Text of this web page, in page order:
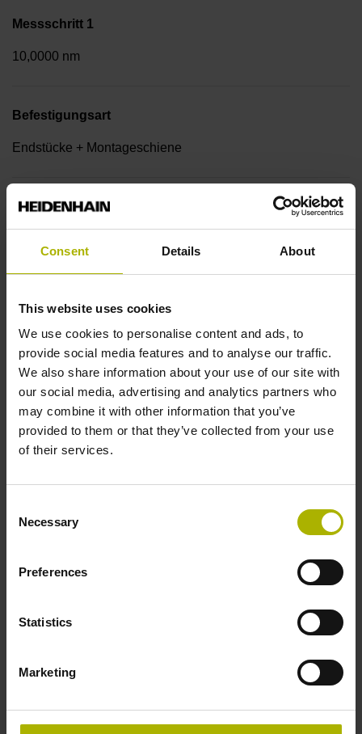
Consent Details About
This website uses cookies
We use cookies to personalise content and ads, to
provide social media features and to analyse our traffic.
We also share information about your use of our site with
our social media, advertising and analytics partners who
may combine it with other information that you’ve
provided to them or that they’ve collected from your use
of their services.
Selection
Necessary
Preferences
Statistics
Marketing
Messschritt 1
10,0000 nm
Befestigungsart
Endstücke + Montageschiene
Endstück
sinusförmige Spannungssignale (1 Vss)
Ausgabecode
Dual
Datenschnittstelle
Inkrementalsignalen
3,6 V ... 14 V
Elektrischer Anschluss
Flanschdose, Stift, 14-polig